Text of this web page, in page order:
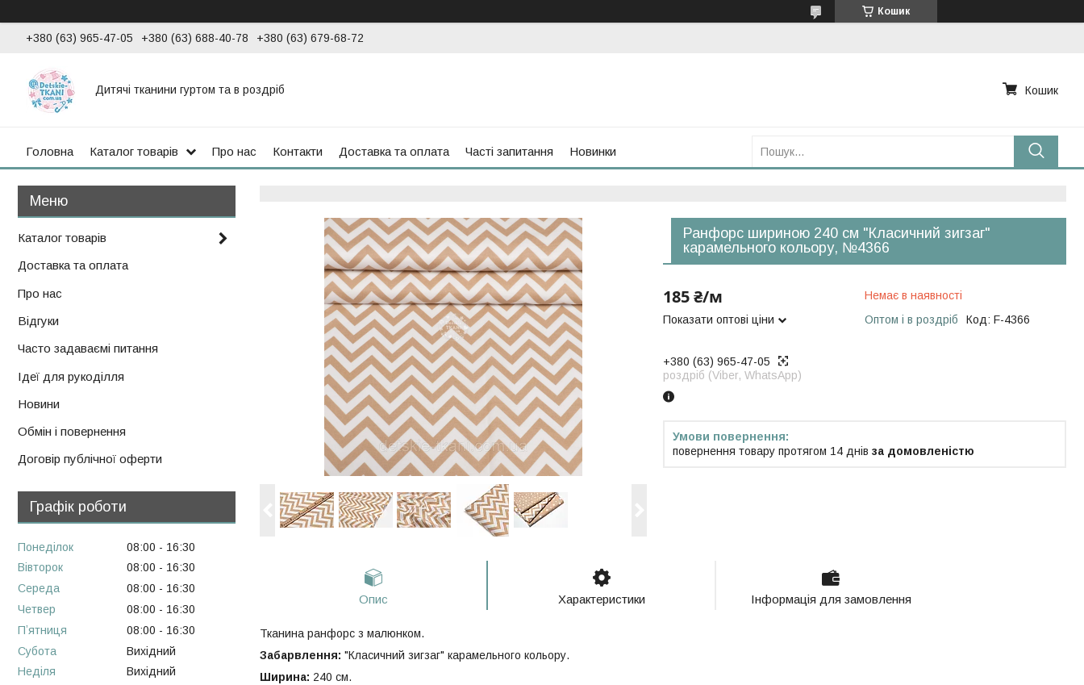
Кошик
+380 (63) 965-47-05 +380 (63) 688-40-78 +380 (63) 679-68-72
Дитячі тканини гуртом та в роздріб Кошик
Головна Каталог товарів Про нас Контакти Доставка та оплата Часті запитання Новинки
Ранфорс шириною 240 см "Класичний зигзаг"
карамельного кольору, №4366
185 ₴/м
Показати оптові ціни
Немає в наявності
Оптом і в роздріб
Код: F-4366
+380 (63) 965-47-05
роздріб (Viber, WhatsApp)
повернення товару протягом 14 днів за домовленістю
Опис Характеристики Інформація для замовлення
Тканина ранфорс з малюнком.
Забарвлення: "Класичний зигзаг" карамельного кольору.
Ширина: 240 см.
Каталог товарів
Доставка та оплата
Про нас
Відгуки
Часто задаваємі питання
Ідеї для рукоділля
Новини
Обмін і повернення
Договір публічної оферти
Графік роботи
Понеділок 08:00
16:30
Вівторок
08:00
16:30
Середа
08:00
16:30
Четвер
08:00
16:30
Пʼятниця
08:00
16:30
Субота
Вихідний
Неділя
Вихідний